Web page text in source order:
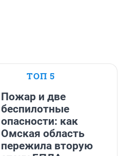
ТОП 5
Пожар и две
беспилотные
опасности: как
Омская область
пережила вторую